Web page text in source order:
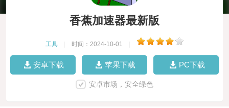
香蕉加速器最新版
工具 时间：2024-10-01
安卓下载 苹果下载 PC下载
安卓市场，安全绿色